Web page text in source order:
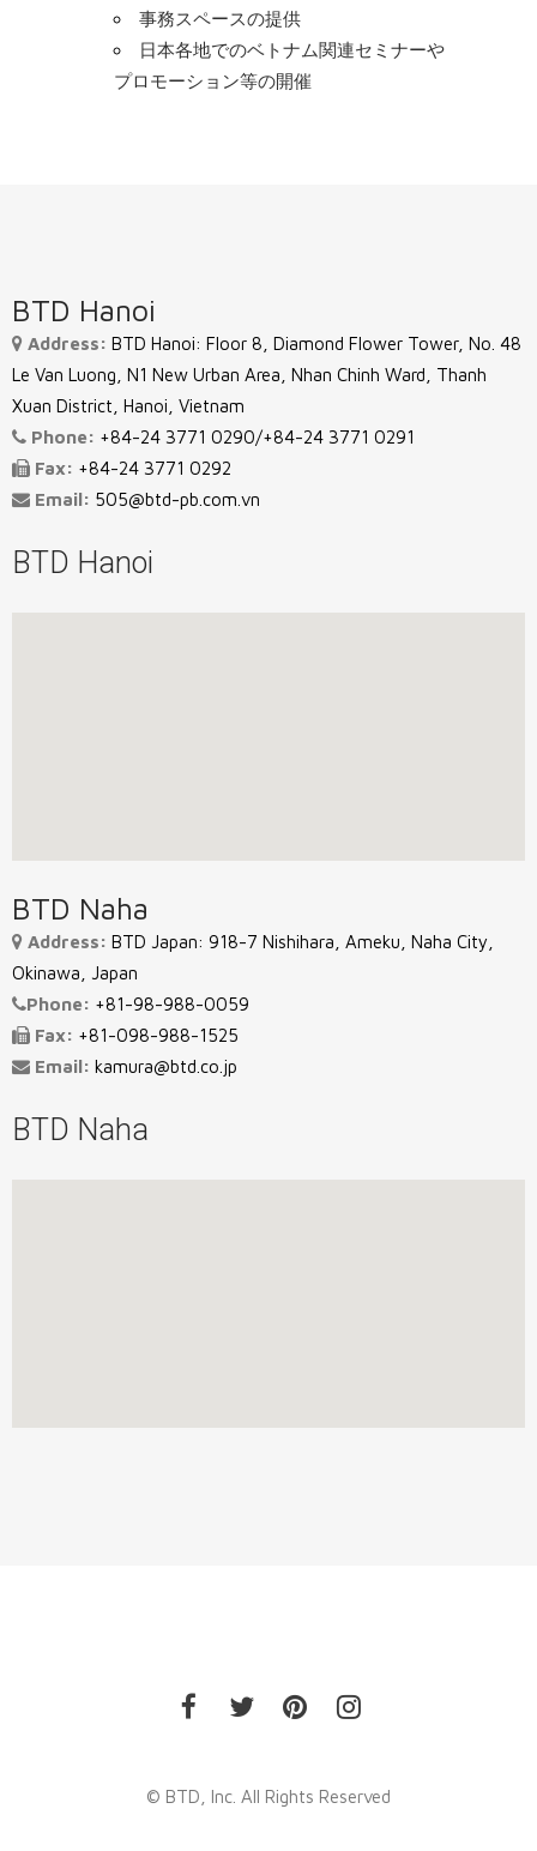
事務スペースの提供
日本各地でのベトナム関連セミナーや
プロモーション等の開催
BTD Hanoi
Address: BTD Hanoi: Floor 8, Diamond Flower Tower, No. 48
Le Van Luong, N1 New Urban Area, Nhan Chinh Ward, Thanh
Xuan District, Hanoi, Vietnam
Phone: +84-24 3771 0290/+84-24 3771 0291
Fax: +84-24 3771 0292
Email: 505@btd-pb.com.vn
BTD Hanoi
BTD Naha
Address: BTD Japan: 918-7 Nishihara, Ameku, Naha City,
Okinawa, Japan
Phone: +81-98-988-0059
Fax: +81-098-988-1525
Email: kamura@btd.co.jp
BTD Naha
© BTD, Inc. All Rights Reserved